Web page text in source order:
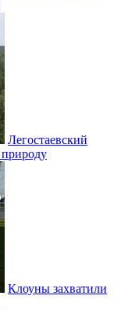
Легостаевский
природу
Клоуны захватили